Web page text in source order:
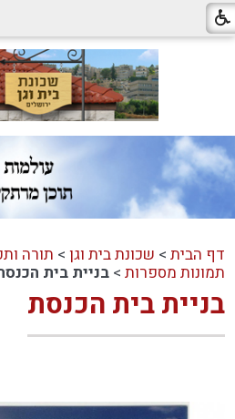
דף הבית > שכונת בית וגן > תורה
תמונות מספרות >בניית בית
בניית בית הכנסת